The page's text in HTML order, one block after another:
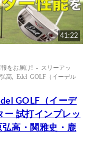
41:22
をお届け! - スリーアッ
高
Edel GOLF（イーデル
GOLF（イーデ
ー 試打インプレッ
高・関雅史・鹿